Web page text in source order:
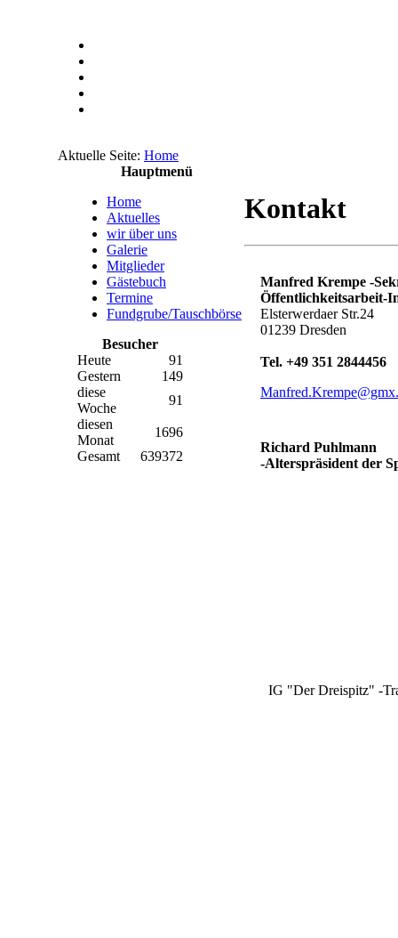
Aktuelle Seite: Home
Hauptmenü
Home
Aktuelles
wir über uns
Galerie
Mitglieder
Gästebuch
Termine
Fundgrube/Tauschbörse
Besucher
Heute
91
Gestern
149
diese
Woche
91
diesen
Monat
1696
Gesamt
639372
Kontakt
Manfred Krempe -
Öffentlichkeitsarbeit-
Elsterwerdaer Str.24
01239 Dresden
Tel. +49 351 2844456
Richard Puhlmann
-Alterspräsident der
IG "Der Dreispitz" -